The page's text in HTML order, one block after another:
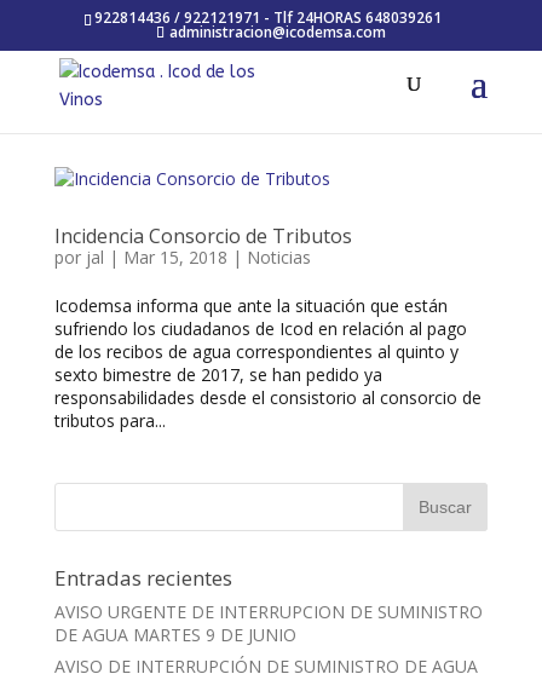
922814436 / 922121971 - Tlf 24HORAS 648039261
administracion@icodemsa.com
Incidencia Consorcio de Tributos
por jal | Mar 15, 2018 | Noticias
Icodemsa informa que ante la situación que están
sufriendo los ciudadanos de Icod en relación al pago
de los recibos de agua correspondientes al quinto y
sexto bimestre de 2017, se han pedido ya
responsabilidades desde el consistorio al consorcio de
tributos para...
Entradas recientes
AVISO URGENTE DE INTERRUPCION DE SUMINISTRO
DE AGUA MARTES 9 DE JUNIO
AVISO DE INTERRUPCIÓN DE SUMINISTRO DE AGUA